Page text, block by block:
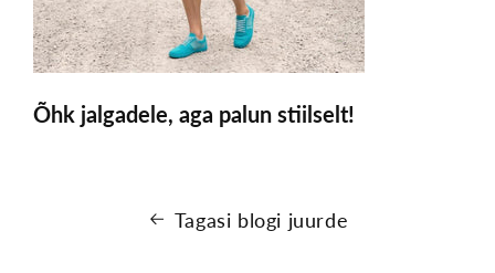
Õhk jalgadele, aga palun stiilselt!
Tagasi blogi juurde